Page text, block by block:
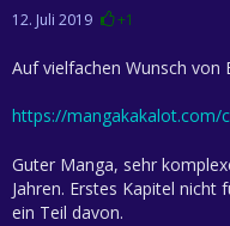
12. Juli 2019 +1
Auf vielfachen Wunsch von
https://mangakakalot.com/
Guter Manga, sehr
Jahren. Erstes Kapitel nicht
ein Teil davon.